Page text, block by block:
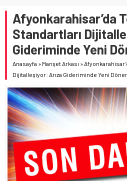
Afyonkarahisar’da
Standartları
Gideriminde Yeni
Anasayfa » Manşet Arkası »
Dijitalleşiyor: Arıza Gideriminde Yeni